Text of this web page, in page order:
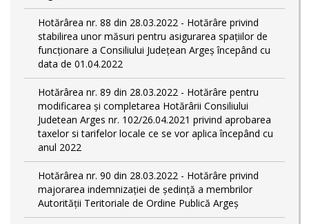
Hotărârea nr. 88 din 28.03.2022 - Hotărâre privind
stabilirea unor măsuri pentru asigurarea spațiilor de
funcționare a Consiliului Județean Argeș începând cu
data de 01.04.2022
Hotărârea nr. 89 din 28.03.2022 - Hotărâre pentru
modificarea și completarea Hotărârii Consiliului
Judetean Arges nr. 102/26.04.2021 privind aprobarea
taxelor si tarifelor locale ce se vor aplica începând cu
anul 2022
Hotărârea nr. 90 din 28.03.2022 - Hotărâre privind
majorarea indemnizației de ședință a membrilor
Autorității Teritoriale de Ordine Publică Argeș